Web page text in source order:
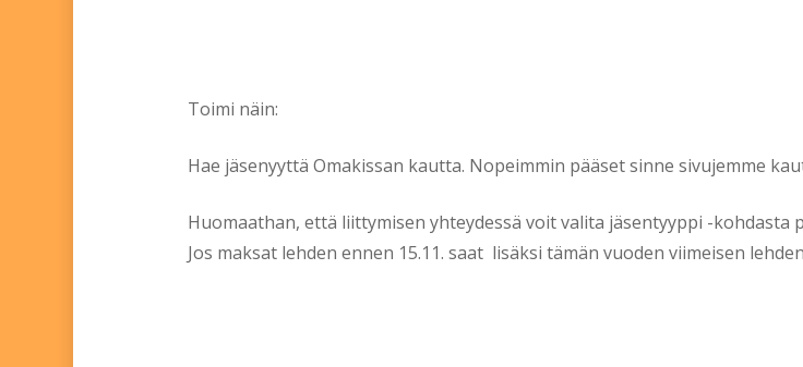
Toimi näin:
Hae jäsenyyttä Omakissan kautta. Nopeimmin pääset sinne sivujemme
Huomaathan, että liittymisen yhteydessä voit valita jäsentyyppi -kohdasta
Jos maksat lehden ennen 15.11. saat lisäksi tämän vuoden viimeisen